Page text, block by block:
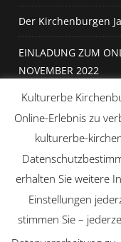
Der Kirchenburgen
EINLADUNG ZUM
NOVEMBER 2022
Kulturerbe
©
Kulturerbe
Online-Erlebnis zu
kulturerbe-
erhalten Sie weitere
Einstellungen
stimmen Sie –